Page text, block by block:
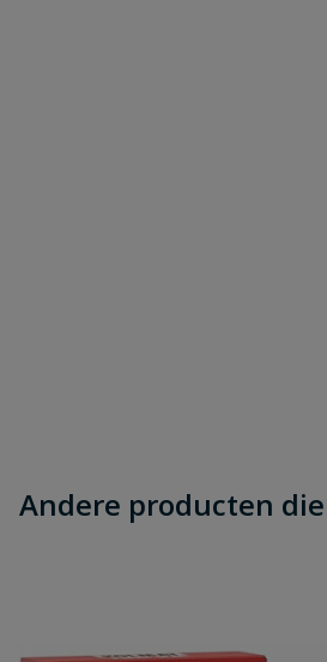
Andere producten